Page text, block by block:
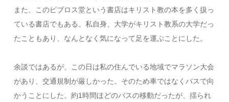
また、このピブロス堂という書店はキリスト教の本を多く扱っ
ている書店でもある。私自身、大学がキリスト教系の大学だっ
たこともあり、なんとなく気になって足を運ぶことにした。
余談ではあるが、この日は私の住んでいる地域でマラソン大会
があり、交通規制が厳しかった。そのため車ではなくバスで向
かうことにした。約1時間ほどのバスの移動だったが、揺られ